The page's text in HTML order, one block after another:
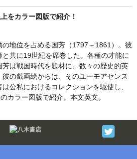
をカラー図版で紹介！
の地位を占める国芳（1797～1861）。彼
共に19世紀を席巻した。各種の才能に
は戦国時代を題材に、数々の歴史的英
の戯画絵からは、そのユーモアセンス
公私におけるコレクションを駆使し、
カラー図版で紹介。本文英文。